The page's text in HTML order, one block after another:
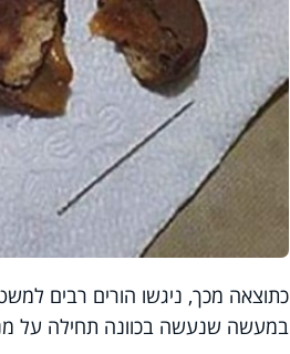
כתוצאה מכך, ניגשו הורים רבים
במעשה שנעשה בכוונה תחילה על